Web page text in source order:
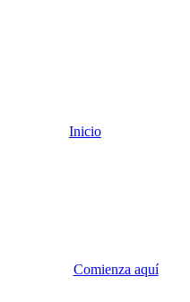
Inicio
Comienza aquí